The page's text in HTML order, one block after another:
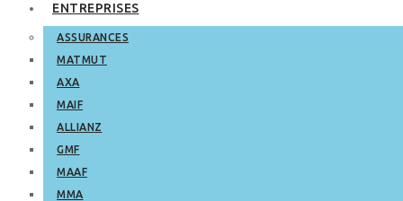
ENTREPRISES
ASSURANCES
MATMUT
AXA
MAIF
ALLIANZ
GMF
MAAF
MMA